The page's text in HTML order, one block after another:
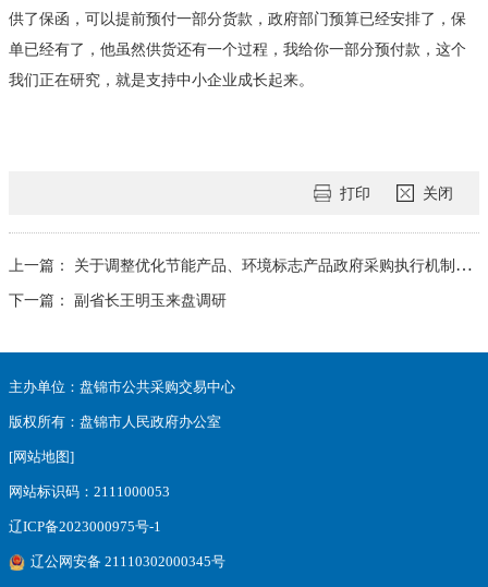
供了保函，可以提前预付一部分货款，政府部门预算已经安排了，保
单已经有了，他虽然供货还有一个过程，我给你一部分预付款，这个
我们正在研究，就是支持中小企业成长起来。
打印 关闭
上一篇：
关于调整优化节能产品、环境标志产品政府采购执行机制的通知
下一篇：
副省长王明玉来盘调研
主办单位：盘锦市公共采购交易中心
版权所有：盘锦市人民政府办公室
[网站地图]
网站标识码：2111000053
辽ICP备2023000975号-1
辽公网安备 21110302000345号